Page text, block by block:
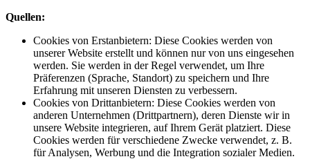
Quellen:
Cookies von Erstanbietern: Diese Cookies werden von
unserer Website erstellt und können nur von uns eingesehen
werden. Sie werden in der Regel verwendet, um Ihre
Präferenzen (Sprache, Standort) zu speichern und Ihre
Erfahrung mit unseren Diensten zu verbessern.
Cookies von Drittanbietern: Diese Cookies werden von
anderen Unternehmen (Drittpartnern), deren Dienste wir in
unsere Website integrieren, auf Ihrem Gerät platziert. Diese
Cookies werden für verschiedene Zwecke verwendet, z. B.
für Analysen, Werbung und die Integration sozialer Medien.